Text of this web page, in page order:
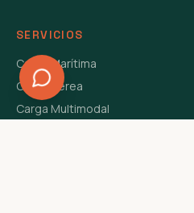
SERVICIOS
Carga Marítima
Carga Aérea
Carga Multimodal